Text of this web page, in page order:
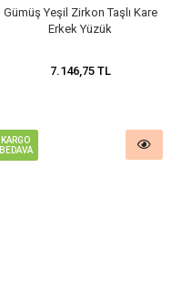
Gümüş Yeşil Zirkon Taşlı Kare
Erkek Yüzük
7.146,75 TL
KARGO
BEDAVA